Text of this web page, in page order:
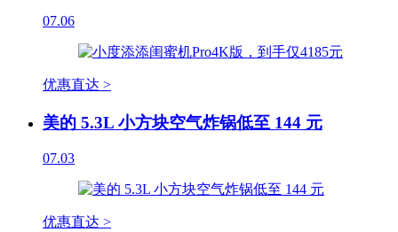
07.06
优惠直达 >
美的 5.3L 小方块空气炸锅低至 144 元
07.03
优惠直达 >